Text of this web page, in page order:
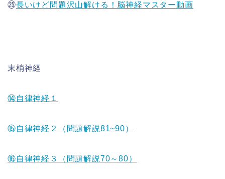
㉕長いけど問題沢山解ける！脳神経マスター動画
末梢神経
⑭自律神経１
⑮自律神経２（問題解説81~90）
⑯自律神経３（問題解説70～80）